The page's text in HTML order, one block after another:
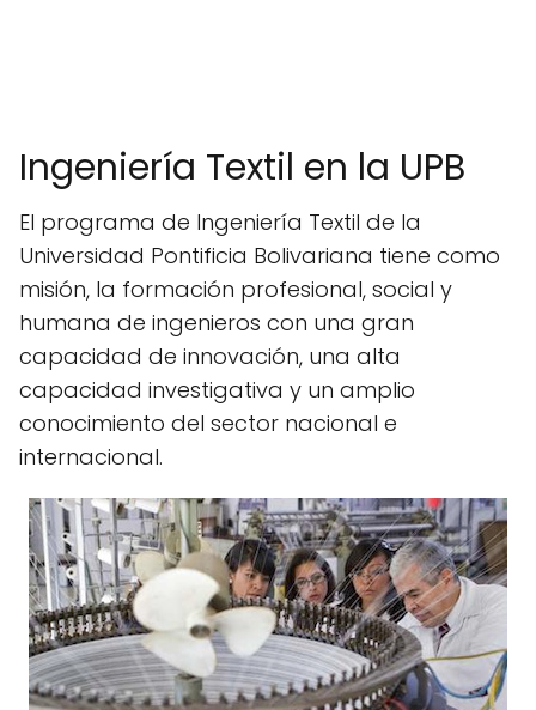
Ingeniería Textil en la UPB
El programa de Ingeniería Textil de la
Universidad Pontificia Bolivariana tiene como
misión, la formación profesional, social y
humana de ingenieros con una gran
capacidad de innovación, una alta
capacidad investigativa y un amplio
conocimiento del sector nacional e
internacional.